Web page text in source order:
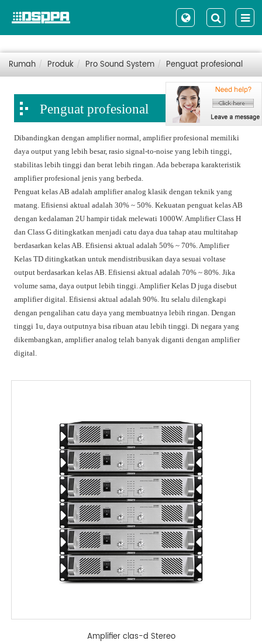
Rumah Produk Pro Sound System Penguat profesional
Penguat profesional
Dibandingkan dengan amplifier normal, amplifier profesional memiliki
daya output yang lebih besar, rasio signal-to-noise yang lebih tinggi,
stabilitas lebih tinggi dan berat lebih ringan. Ada beberapa karakteristik
amplifier profesional jenis yang berbeda.
Penguat kelas AB adalah amplifier analog klasik dengan teknik yang
matang. Efisiensi aktual adalah 30% ~ 50%. Kekuatan penguat kelas AB
dengan kedalaman 2U hampir tidak melewati 1000W. Amplifier Class H
dan Class G ditingkatkan menjadi catu daya dua tahap atau multitahap
berdasarkan kelas AB. Efisiensi aktual adalah 50% ~ 70%. Amplifier
Kelas TD ditingkatkan untuk mendistribusikan daya sesuai voltase
output berdasarkan kelas AB. Efisiensi aktual adalah 70% ~ 80%. Jika
volume sama, daya output lebih tinggi. Amplifier Kelas D juga disebut
amplifier digital. Efisiensi aktual adalah 90%. Itu selalu dilengkapi
dengan pengalihan catu daya yang membuatnya lebih ringan. Dengan
tinggi 1u, daya outputnya bisa ribuan atau lebih tinggi. Di negara yang
dikembangkan, amplifier analog telah banyak diganti dengan amplifier
digital.
Amplifier clas-d Stereo